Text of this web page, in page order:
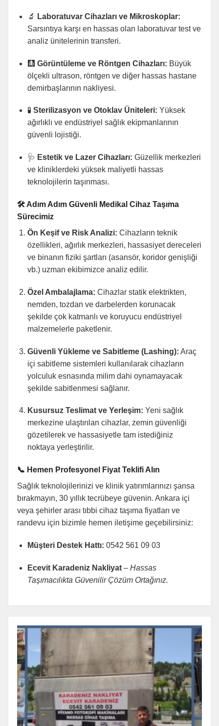
🔬
Laboratuvar Cihazları ve Mikroskoplar:
Sarsıntıya karşı en hassas olan laboratuvar test ve
analiz ünitelerinin transferi.
🩻 Görüntüleme ve Röntgen Cihazları: Büyük
ölçekli ultrason, röntgen ve diğer hassas hastane
demirbaşlarının nakliyesi.
🧪 Sterilizasyon ve Otoklav Üniteleri: Yüksek
ağırlıklı ve endüstriyel sağlık ekipmanlarının
güvenli lojistiği.
🩺 Estetik ve Lazer Cihazları: Güzellik merkezleri
ve kliniklerdeki yüksek maliyetli hassas
teknolojilerin taşınması.
🛠️ Adım Adım Güvenli Medikal Cihaz Taşıma
Sürecimiz
Ön Keşif ve Risk Analizi: Cihazların teknik
özellikleri, ağırlık merkezleri, hassasiyet dereceleri
ve binanın fiziki şartları (asansör, koridor genişliği
vb.) uzman ekibimizce analiz edilir.
Özel Ambalajlama: Cihazlar statik elektrikten,
nemden, tozdan ve darbelerden korunacak
şekilde çok katmanlı ve koruyucu endüstriyel
malzemelerle paketlenir.
Güvenli Yükleme ve Sabitleme (Lashing): Araç
içi sabitleme sistemleri kullanılarak cihazların
yolculuk esnasında milim dahi oynamayacak
şekilde sabitlenmesi sağlanır.
Kusursuz Teslimat ve Yerleşim: Yeni sağlık
merkezine ulaştırılan cihazlar, zemin güvenliği
gözetilerek ve hassasiyetle tam istediğiniz
noktaya yerleştirilir.
📞 Hemen Profesyonel Fiyat Teklifi Alın
Sağlık teknolojilerinizi ve klinik yatırımlarınızı şansa
bırakmayın, 30 yıllık tecrübeye güvenin. Ankara içi
veya şehirler arası tıbbi cihaz taşıma fiyatları ve
randevu için bizimle hemen iletişime geçebilirsiniz:
Müşteri Destek Hattı: 0542 561 09 03
Ecevit Karadeniz Nakliyat– Hassas
Taşımacılıkta Güvenilir Çözüm Ortağınız.